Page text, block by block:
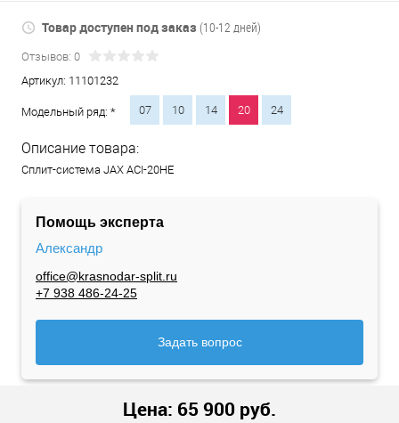
Товар доступен под заказ (10-12 дней)
Отзывов: 0
Артикул: 11101232
Модельный ряд: * 07 10 14 20 24
Описание товара:
Сплит-система JAX ACI-20HE
Помощь эксперта
Александр
office@krasnodar-split.ru
+7 938 486-24-25
Задать вопрос
Цена: 65 900 руб.